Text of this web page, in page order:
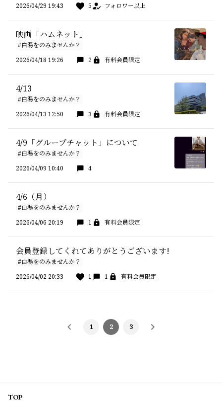
2026/04/29 19:43
5 フォロワー以上
映画「ハムネット」
#白湯をのみませんか？
2026/04/18 19:26
2 有料会員限定
4/13
#白湯をのみませんか？
2026/04/13 12:50
3 有料会員限定
4/9「グループチャット」について
#白湯をのみませんか？
2026/04/09 10:40
4
4/6（月）
#白湯をのみませんか？
2026/04/06 20:19
1 有料会員限定
会員登録してくれてありがとうございます!
#白湯をのみませんか？
2026/04/02 20:33
1 1 有料会員限定
1 2 3
TOP